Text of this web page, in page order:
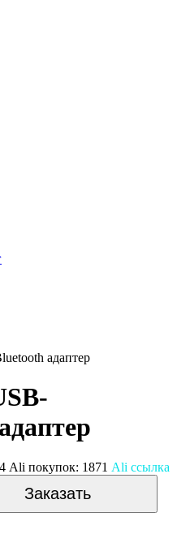
адаптер
Ali покупок: 1871 Ali ссылка
Заказать